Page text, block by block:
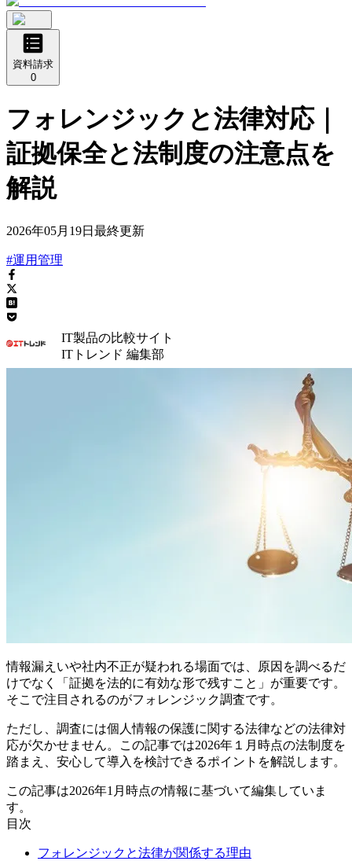
資料請求
0
フォレンジックと法律対応｜
証拠保全と法制度の注意点を
解説
2026年05月19日 最終更新
#運用管理
IT製品の比較サイト
ITトレンド 編集部
情報漏えいや社内不正が疑われる場面では、原因を調べるだ
けでなく「証拠を法的に有効な形で残すこと」が重要です。
そこで注目されるのがフォレンジック調査です。
ただし、調査には個人情報の保護に関する法律などの法律対
応が欠かせません。この記事では2026年１月時点の法制度を
踏まえ、安心して導入を検討できるポイントを解説します。
この記事は2026年1月時点の情報に基づいて編集していま
す。
目次
フォレンジックと法律が関係する理由